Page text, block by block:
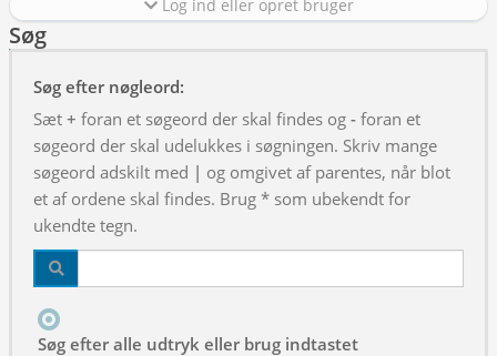
Log ind eller opret bruger
Søg
Søg efter nøgleord:
Sæt + foran et søgeord der skal findes og - foran et
søgeord der skal udelukkes i søgningen. Skriv mange
søgeord adskilt med | og omgivet af parentes, når blot
et af ordene skal findes. Brug * som ubekendt for
ukendte tegn.
Søg efter alle udtryk eller brug indtastet